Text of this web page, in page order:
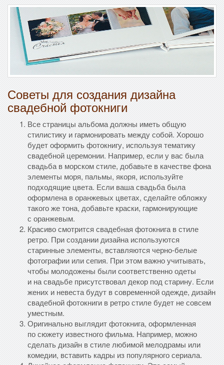
Советы для создания дизайна
свадебной фотокниги
Все страницы альбома должны иметь общую
стилистику и гармонировать между собой. Хорошо
будет оформить фотокнигу, используя тематику
свадебной церемонии. Например, если у вас была
свадьба в морском стиле, добавьте в качестве фона
элементы моря, пальмы, якоря, используйте
подходящие цвета. Если ваша свадьба была
оформлена в оранжевых цветах, сделайте обложку
такого же тона, добавьте краски, гармонирующие
с оранжевым.
Красиво смотрится свадебная фотокнига в стиле
ретро. При создании дизайна используются
старинные элементы, вставляются черно-белые
фотографии или сепия. При этом важно учитывать,
чтобы молодожены были соответственно одеты
и на свадьбе присутствовал декор под старину. Если
жених и невеста будут в современной одежде, дизайн
свадебной фотокниги в ретро стиле будет не совсем
уместным.
Оригинально выглядит фотокнига, оформленная
по сюжету известного фильма. Например, можно
сделать дизайн в стиле любимой мелодрамы или
комедии, вставить кадры из популярного сериала.